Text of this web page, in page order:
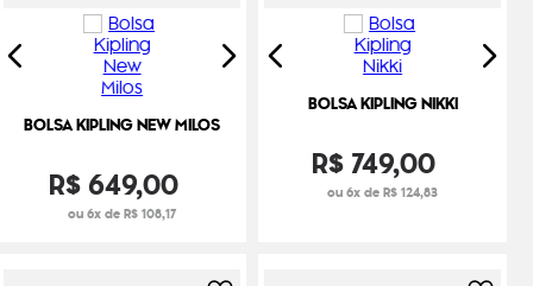
BOLSA KIPLING NEW MILOS
R$ 649,00
ou 6x de R$ 108,17
BOLSA KIPLING NIKKI
R$749,00
ou 6x de R$ 124,83